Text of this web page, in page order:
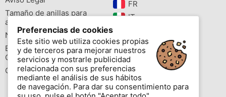
Tamaño de anillas para
aves
Newsletter
Buscador de especies
Cites
Colores de las anillas
FR‎
IT‎
PL‎
PT‎
Preferencias de cookies
Este sitio web utiliza cookies propias
y de terceros para mejorar nuestros
servicios y mostrarle publicidad
relacionada con sus preferencias
mediante el análisis de sus hábitos
de navegación. Para dar su consentimiento para